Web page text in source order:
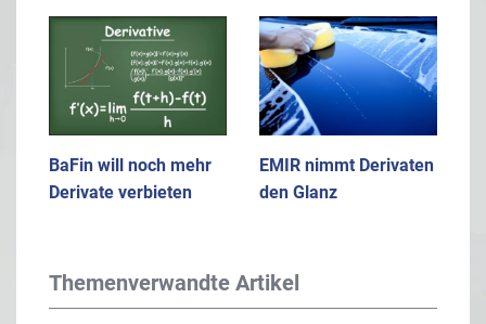
BaFin will noch mehr
Derivate verbieten
EMIR nimmt Derivaten
den Glanz
Themenverwandte Artikel